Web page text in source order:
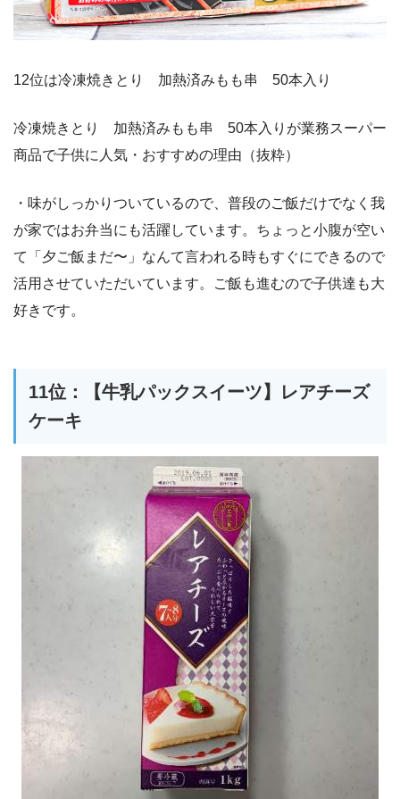
12位は冷凍焼きとり 加熱済みもも串 50本入り
冷凍焼きとり 加熱済みもも串 50本入りが業務スーパー
商品で子供に人気・おすすめの理由（抜粋）
・味がしっかりついているので、普段のご飯だけでなく我
が家ではお弁当にも活躍しています。ちょっと小腹が空い
て「夕ご飯まだ〜」なんて言われる時もすぐにできるので
活用させていただいています。ご飯も進むので子供達も大
好きです。
11位：【牛乳パックスイーツ】レアチーズ
ケーキ